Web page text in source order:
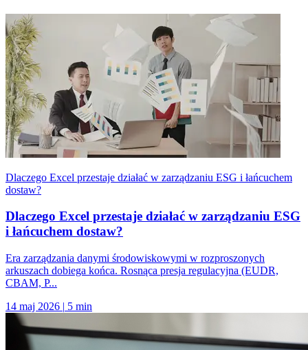
Dlaczego Excel przestaje działać w zarządzaniu ESG i łańcuchem
dostaw?
Dlaczego Excel przestaje działać w zarządzaniu ESG
i łańcuchem dostaw?
Era zarządzania danymi środowiskowymi w rozproszonych
arkuszach dobiega końca. Rosnąca presja regulacyjna (EUDR,
CBAM, P...
14 maj 2026 | 5 min